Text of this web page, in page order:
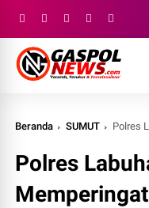
Beranda SUMUT Polres
Polres